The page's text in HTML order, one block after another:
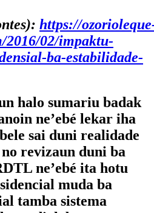
https://
2016/02/impaktu-
ba-estabilidade-
halo sumariu badak
ne’ebé lekar iha
sai duni realidade
revizaun duni ba
ne’ebé ita hotu
muda ba
tamba sistema